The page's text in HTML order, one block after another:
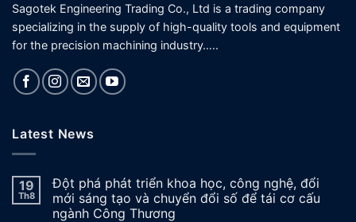
Sagotek Engineering Trading Co., Ltd is a trading company
specializing in the supply of high-quality tools and equipment
for the precision machining industry…..
Latest News
19
Th8
Đột phá phát triển khoa học, công nghệ, đổi
mới sáng tạo và chuyển đổi số để tái cơ cấu
ngành Công Thương